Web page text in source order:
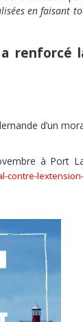
en faisant
renforcé
d’un
à Port
contre-